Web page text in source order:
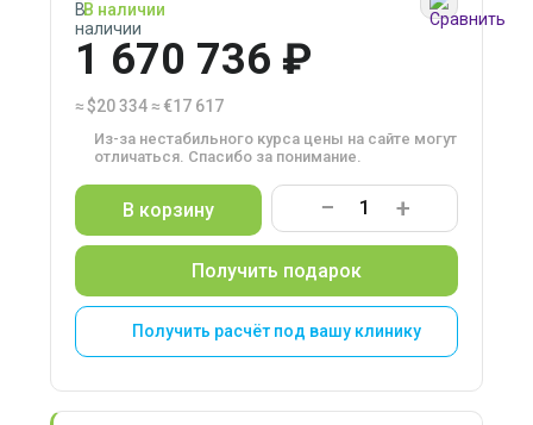
В наличии
1 670 736 ₽
≈$20 334≈ €17 617
Из-за нестабильного курса цены на сайте могут
отличаться. Спасибо за понимание.
В корзину − +
Получить подарок
Получить расчёт под вашу клинику